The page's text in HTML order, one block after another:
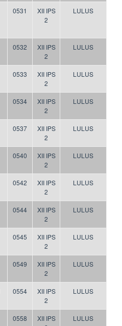
0531
XII IPS
2
LULUS
0532
XII IPS
2
LULUS
0533
XII IPS
2
LULUS
0534
XII IPS
2
LULUS
0537
XII IPS
2
LULUS
0540
XII IPS
2
LULUS
0542
XII IPS
2
LULUS
0544
XII IPS
2
LULUS
0545
XII IPS
2
LULUS
0549
XII IPS
2
LULUS
0554
XII IPS
2
LULUS
0558
XII IPS
LULUS